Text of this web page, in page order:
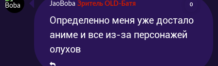
JaoBoba Зритель OLD-Батя 0
Определенно меня уже достало
аниме и все из-за персонажей
олухов